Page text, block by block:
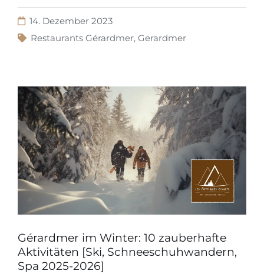
14. Dezember 2023
Restaurants Gérardmer, Gerardmer
Gérardmer im Winter: 10 zauberhafte
Aktivitäten [Ski, Schneeschuhwandern,
Spa 2025-2026]